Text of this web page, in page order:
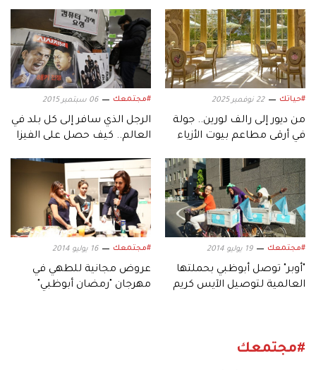
#حياتك 22 نوفمبر 2025
من ديور إلى رالف لورين.. جولة
في أرقى مطاعم بيوت الأزياء
#مجتمعك 06 سبتمبر 2015
الرجل الذي سافر إلى كل بلد في
العالم.. كيف حصل على الفيزا
#مجتمعك 19 يوليو 2014
"أوبر" توصل أبوظبي بحملتها
العالمية لتوصيل الآيس كريم
#مجتمعك 16 يوليو 2014
عروض مجانية للطهي في
مهرجان "رمضان أبوظبي"
#مجتمعك